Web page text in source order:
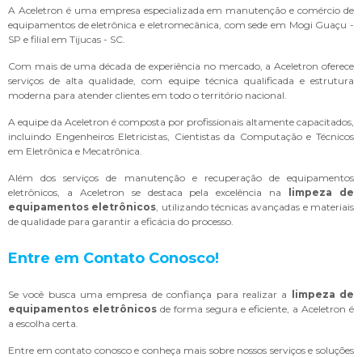
A Aceletron é uma empresa especializada em manutenção e comércio de
equipamentos de eletrônica e eletromecânica, com sede em Mogi Guaçu -
SP e filial em Tijucas - SC.
Com mais de uma década de experiência no mercado, a Aceletron oferece
serviços de alta qualidade, com equipe técnica qualificada e estrutura
moderna para atender clientes em todo o território nacional.
A equipe da Aceletron é composta por profissionais altamente capacitados,
incluindo Engenheiros Eletricistas, Cientistas da Computação e Técnicos
em Eletrônica e Mecatrônica.
Além dos serviços de manutenção e recuperação de equipamentos
eletrônicos, a Aceletron se destaca pela excelência na
limpeza de
equipamentos eletrônicos , utilizando técnicas avançadas e materiais
de qualidade para garantir a eficácia do processo.
Entre em Contato Conosco!
Se você busca uma empresa de confiança para realizar a
limpeza de
equipamentos eletrônicos de forma segura e eficiente, a Aceletron é
a escolha certa.
Entre em contato conosco e conheça mais sobre nossos serviços e soluções